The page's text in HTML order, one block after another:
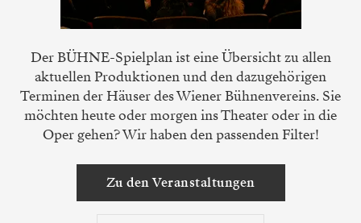
Der BÜHNE-Spielplan ist eine Übersicht zu allen
aktuellen Produktionen und den dazugehörigen
Terminen der Häuser des Wiener Bühnenvereins. Sie
möchten heute oder morgen ins Theater oder in die
Oper gehen? Wir haben den passenden Filter!
Zu den Veranstaltungen